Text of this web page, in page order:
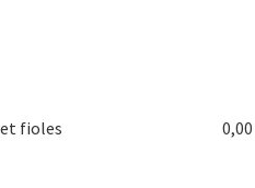
fioles 0,00